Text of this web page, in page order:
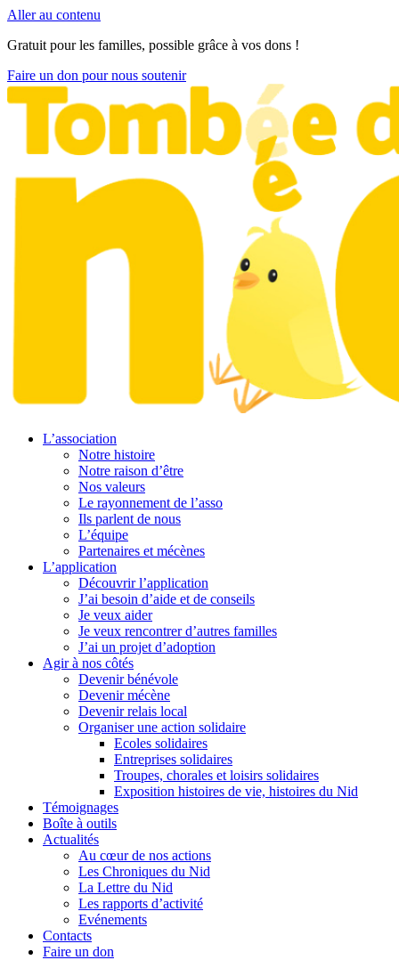
Aller au contenu
Gratuit pour les familles, possible grâce à vos dons !
Faire un don pour nous soutenir
L’association
Notre histoire
Notre raison d’être
Nos valeurs
Le rayonnement de l’asso
Ils parlent de nous
L’équipe
Partenaires et mécènes
L’application
Découvrir l’application
J’ai besoin d’aide et de conseils
Je veux aider
Je veux rencontrer d’autres familles
J’ai un projet d’adoption
Agir à nos côtés
Devenir bénévole
Devenir mécène
Devenir relais local
Organiser une action solidaire
Ecoles solidaires
Entreprises solidaires
Troupes, chorales et loisirs solidaires
Exposition histoires de vie, histoires du Nid
Témoignages
Boîte à outils
Actualités
Au cœur de nos actions
Les Chroniques du Nid
La Lettre du Nid
Les rapports d’activité
Evénements
Contacts
Faire un don